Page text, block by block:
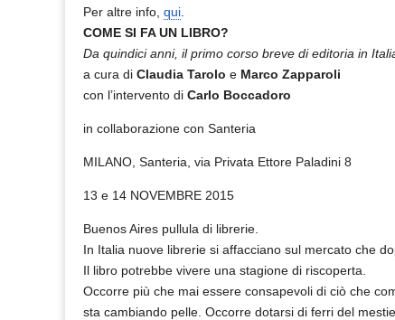
Per altre info, qui
COME SI FA UN LIBRO?
Da quindici anni, il primo corso breve di editoria in
a cura di Claudia Tarolo e Marco Zapparoli
con l’intervento di Carlo Boccadoro
in collaborazione con Santeria
MILANO, Santeria, via Privata Ettore Paladini 8
13 e 14 NOVEMBRE 2015
Buenos Aires pullula di librerie.
In Italia nuove librerie si affacciano sul mercato che
Il libro potrebbe vivere una stagione di riscoperta.
Occorre più che mai essere consapevoli di ciò che
sta cambiando pelle. Occorre dotarsi di ferri del